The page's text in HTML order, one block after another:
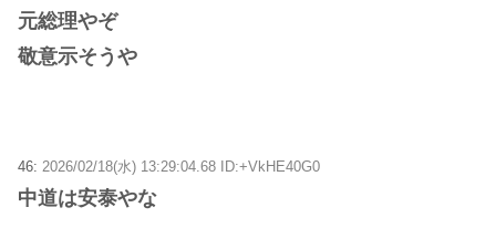
元総理やぞ
敬意示そうや
46: 2026/02/18(水) 13:29:04.68 ID:+VkHE40G0
中道は安泰やな